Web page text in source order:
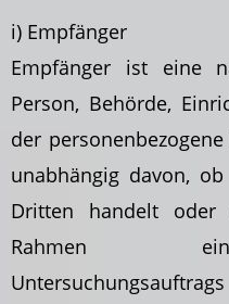
i) Empfänger
Empfänger ist eine
Person, Behörde,
der
unabhängig davon,
Dritten handelt
Rahmen